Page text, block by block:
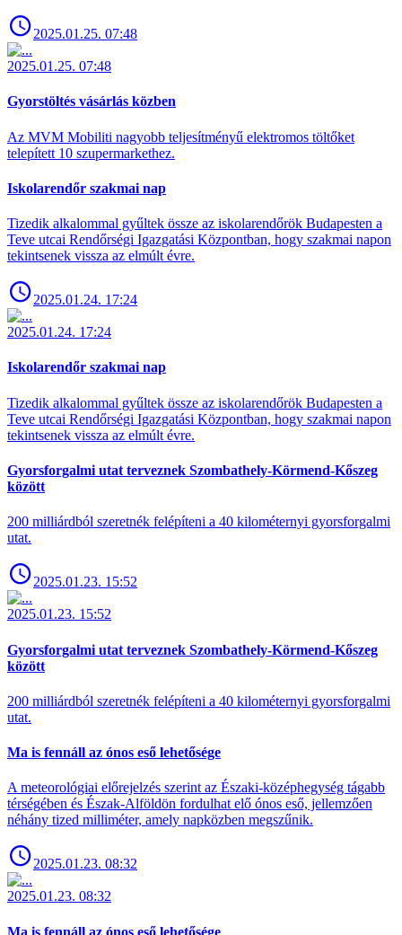
2025.01.25. 07:48
2025.01.25. 07:48
Gyorstöltés vásárlás közben
Az MVM Mobiliti nagyobb teljesítményű elektromos töltőket
telepített 10 szupermarkethez.
Iskolarendőr szakmai nap
Tizedik alkalommal gyűltek össze az iskolarendőrök Budapesten a
Teve utcai Rendőrségi Igazgatási Központban, hogy szakmai napon
tekintsenek vissza az elmúlt évre.
2025.01.24. 17:24
2025.01.24. 17:24
Iskolarendőr szakmai nap
Tizedik alkalommal gyűltek össze az iskolarendőrök Budapesten a
Teve utcai Rendőrségi Igazgatási Központban, hogy szakmai napon
tekintsenek vissza az elmúlt évre.
Gyorsforgalmi utat terveznek Szombathely-Körmend-Kőszeg
között
200 milliárdból szeretnék felépíteni a 40 kilométernyi gyorsforgalmi
utat.
2025.01.23. 15:52
2025.01.23. 15:52
Gyorsforgalmi utat terveznek Szombathely-Körmend-Kőszeg
között
200 milliárdból szeretnék felépíteni a 40 kilométernyi gyorsforgalmi
utat.
Ma is fennáll az ónos eső lehetősége
A meteorológiai előrejelzés szerint az Északi-középhegység tágabb
térségében és Észak-Alföldön fordulhat elő ónos eső, jellemzően
néhány tized milliméter, amely napközben megszűnik.
2025.01.23. 08:32
2025.01.23. 08:32
Ma is fennáll az ónos eső lehetősége